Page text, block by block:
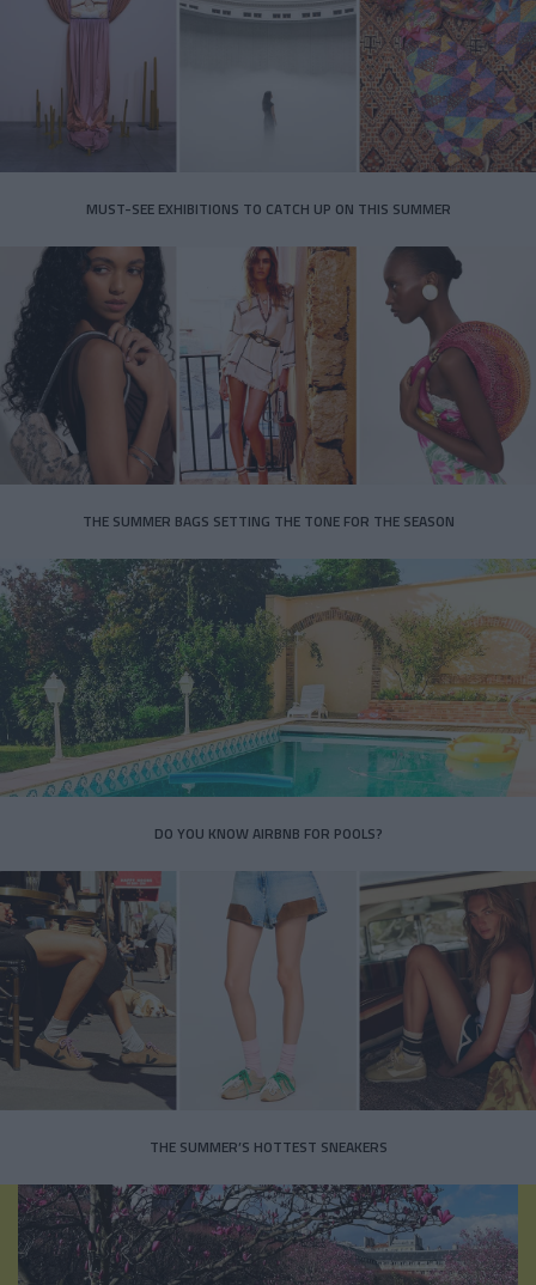
MUST-SEE EXHIBITIONS TO CATCH UP ON THIS SUMMER
THE SUMMER BAGS SETTING THE TONE FOR THE SEASON
DO YOU KNOW AIRBNB FOR POOLS?
THE SUMMER’S HOTTEST SNEAKERS